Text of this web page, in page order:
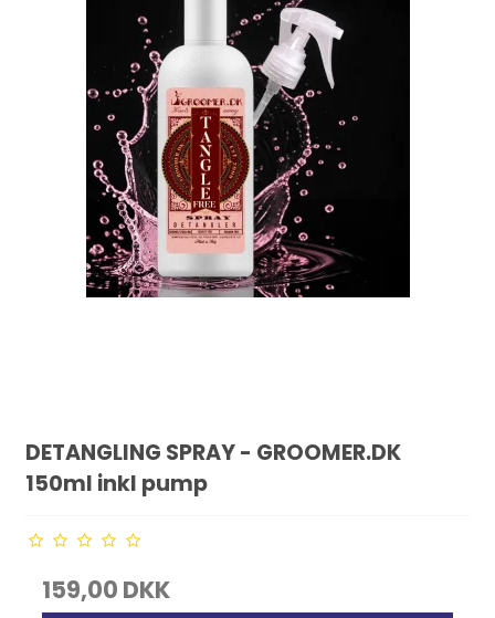
DETANGLING SPRAY - GROOMER.DK
150ml inkl pump
159,00 DKK